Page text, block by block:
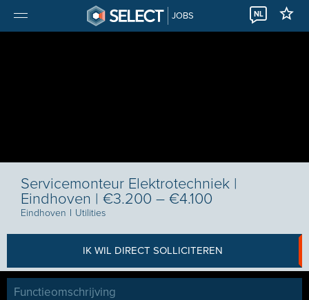
JOBS NL
Servicemonteur Elektrotechniek |
Eindhoven | €3.200 – €4.100
Eindhoven I Utilities
IK WIL DIRECT SOLLICITEREN
Functieomschrijving